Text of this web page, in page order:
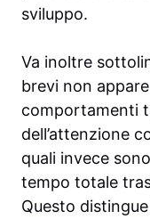
sviluppo.
Va inoltre
brevi non
comportamenti
dell’attenzione
quali invece
tempo totale
Questo